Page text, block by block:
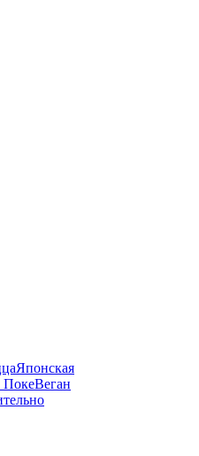
Японская
ПокеВеган